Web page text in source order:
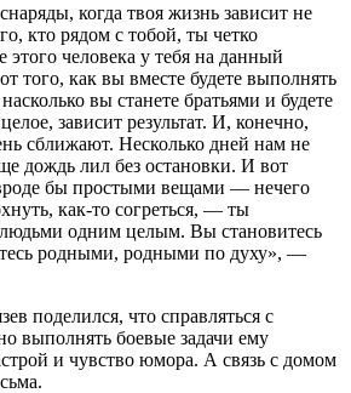
когда твоя жизнь зависит не
кто рядом с тобой, ты четко
человека у тебя на данный
того, как вы вместе будете выполнять
вы станете братьями и будете
зависит результат. И, конечно,
сближают. Несколько дней нам не
дождь лил без остановки. И вот
бы простыми вещами — нечего
как-то согреться, — ты
одним целым. Вы становитесь
родными, родными по духу», —
поделился, что справляться с
выполнять боевые задачи ему
и чувство юмора. А связь с домом